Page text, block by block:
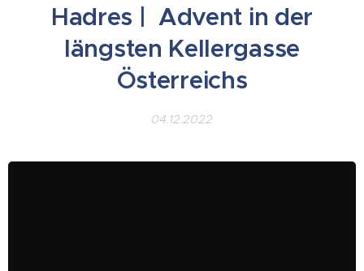
Hadres | Advent in der
längsten Kellergasse
Österreichs
04.12.2022